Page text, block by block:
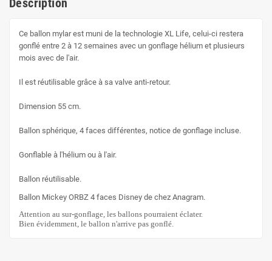
Description
Ce ballon mylar est muni de la technologie XL Life, celui-ci restera
gonflé entre 2 à 12 semaines avec un gonflage hélium et plusieurs
mois avec de l'air.
Il est réutilisable grâce à sa valve anti-retour.
Dimension 55 cm.
Ballon sphérique, 4 faces différentes, notice de gonflage incluse.
Gonflable à l'hélium ou à l'air.
Ballon réutilisable.
Ballon Mickey ORBZ 4 faces Disney de chez Anagram.
Attention au sur-gonflage, les ballons pourraient éclater.
Bien évidemment, le ballon n'arrive pas gonflé.